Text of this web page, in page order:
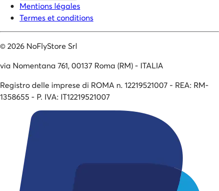
Mentions légales
Termes et conditions
©2026 NoFlyStore Srl
via Nomentana 761, 00137 Roma (RM) - ITALIA
Registro delle imprese di ROMA n. 12219521007 - REA: RM-
1358655 - P. IVA: IT12219521007